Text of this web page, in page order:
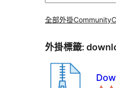
全部外掛Community
外掛標籤: